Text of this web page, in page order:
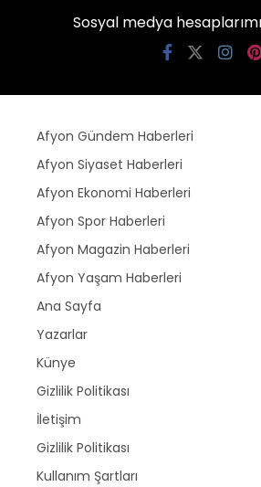
Sosyal medya
Afyon Gündem Haberleri
Afyon Siyaset Haberleri
Afyon Ekonomi Haberleri
Afyon Spor Haberleri
Afyon Magazin Haberleri
Afyon Yaşam Haberleri
Ana Sayfa
Yazarlar
Künye
Gizlilik Politikası
İletişim
Gizlilik Politikası
Kullanım Şartları